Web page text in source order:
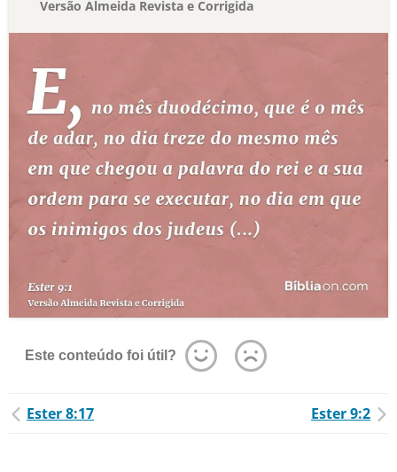
Versão Almeida Revista e Corrigida
Este conteúdo foi útil?
Ester 8:17 Ester 9:2